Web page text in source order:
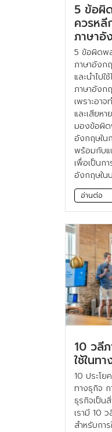
5 ข้อผิ
ควรหลี
ภาษาอั
5 ข้อผิดพ
ภาษาอังก
และนำไป
ภาษาอังก
เพราะอาจ
และเสียห
มองข้อผิด
อังกฤษใน
พร้อมกับแ
เพื่อเป็นก
อังกฤษใน
อ่านต่อ
10 วลี
ใช้ในท
10 ประโย
ทางธุกิจ ก
ธุรกิจเป็
เรามี 10
สำหรับกา